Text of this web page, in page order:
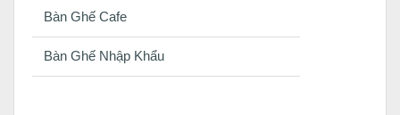
Bàn Ghế Cafe
Bàn Ghế Nhập Khẩu